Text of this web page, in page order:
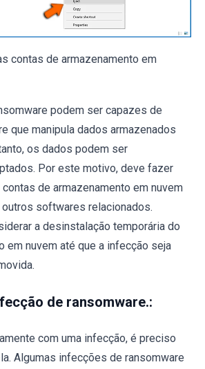
contas de armazenamento em
podem ser capazes de
que manipula dados armazenados
os dados podem ser
Por este motivo, deve fazer
de armazenamento em nuvem
softwares relacionados.
a desinstalação temporária do
em nuvem até que a infecção seja
de ransomware.:
com uma infecção, é preciso
Algumas infecções de ransomware